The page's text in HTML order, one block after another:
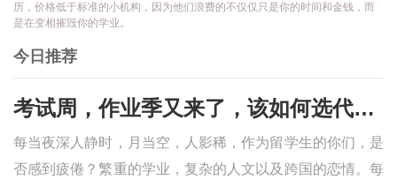
历，价格低于标准的小机构，因为他们浪费的不仅仅只是你的时间和金钱，而
是在变相摧毁你的学业。
今日推荐
考试周，作业季又来了，该如何选代写？便宜的代写、代考会有哪些问题？
每当夜深人静时，月当空，人影稀，作为留学生的你们，是
否感到疲倦？繁重的学业，复杂的人文以及跨国的恋情。每